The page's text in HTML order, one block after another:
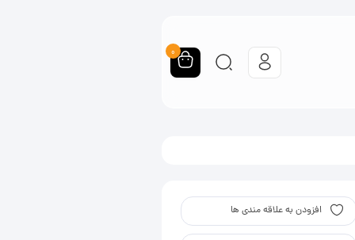
0
افزودن به علاقه مندی ها